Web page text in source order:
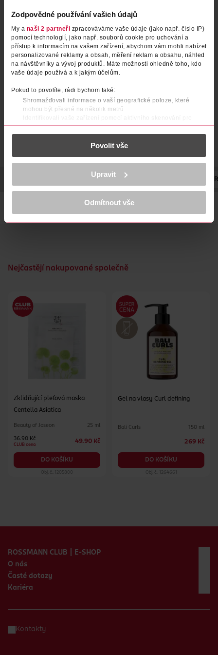
Zodpovědné používání vašich údajů
My a naši 2 partneři zpracováváme vaše údaje (jako např. číslo IP)
pomocí technologií, jako např. souborů cookie pro uchování a
přístup k informacím na vašem zařízení, abychom vám mohli nabízet
personalizované reklamy a obsah, měření reklam a obsahu, náhled
na návštěvníky a vývoj produktů. Máte možnosti ohledně toho, kdo
vaše údaje používá a k jakým účelům.
Pokud to povolíte, rádi bychom také:
Shromažďovali informace o vaší geografické poloze, které
mohou být přesné na několik metrů
Identifikovali vaše zařízení pomocí aktivního skenování pro
konkrétní charakteristiky (otisk prstu)
Zjistěte více o tom, jak zpracováváme vaše osobní údaje, a nastavte
části s podrobnostmi . Svůj souhlas můžete kdykoliv
K provozu stránek, personalizaci obsahu a reklam, funkcí sociálních
médií, analýze návštěvnosti, které mohou nést osobní údaje.
Více najdete vprohlášení o ochraně osobních údajů.
Děkujeme za pochopení. >více o cookies<
Povolit vše
Upravit
Odmítnout vše
SKLADOVÁNÍ NÁZEV
Kořeněná čajová směs se zázvorem, skořicí a kardamomem.
Zalijte čaj vroucí vodou a promíchejte. Louhujte 5–8 minut.
Nejčastějí nakupované společně
Zklidňující pleťová maska
Centella Asiatica
Beauty of Joseon 25 ml
36.90 Kč
CLUB cena
49.90 Kč
DO KOŠÍKU
Obj. č.: 1205800
Gel na vlasy Curl defining
Bali Curls 150 ml
269 Kč
DO KOŠÍKU
Obj. č.: 1264661
ROSSMANN CLUB | E-SHOP
O nás
Časté dotazy
Kariéra
Kontakty